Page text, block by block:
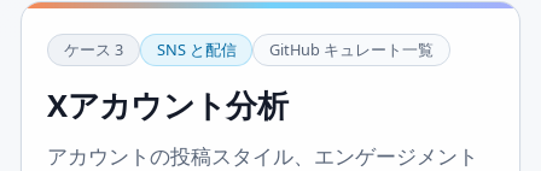
ケース 3 SNS と配信 GitHub キュレート一覧
Xアカウント分析
アカウントの投稿スタイル、エンゲージメント